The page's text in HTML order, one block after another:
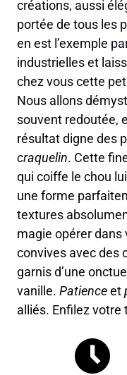
créations, aussi
portée de tous les
en est l’exemple
industrielles et
chez vous cette
Nous allons
souvent redoutée,
résultat digne des
craquelin. Cette
qui coiffe le chou
une forme
textures
magie opérer
convives avec des
garnis d’une
vanille. Patienceet
alliés. Enfilez votre